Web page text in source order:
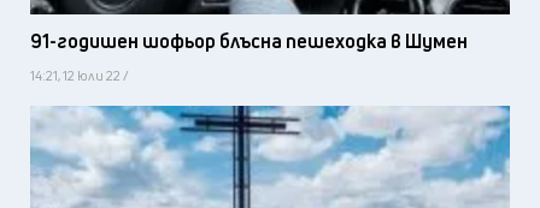
91-годишен шофьор блъсна пешеходка в Шумен
14:21, 12 юли 22 /